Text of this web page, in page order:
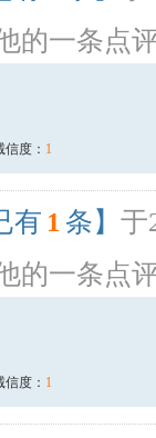
的一条点
信度： 1
有 1 条】 于
的一条点
信度： 1